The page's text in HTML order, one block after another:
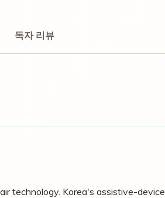
독자 리뷰
technology. Korea's assistive-device